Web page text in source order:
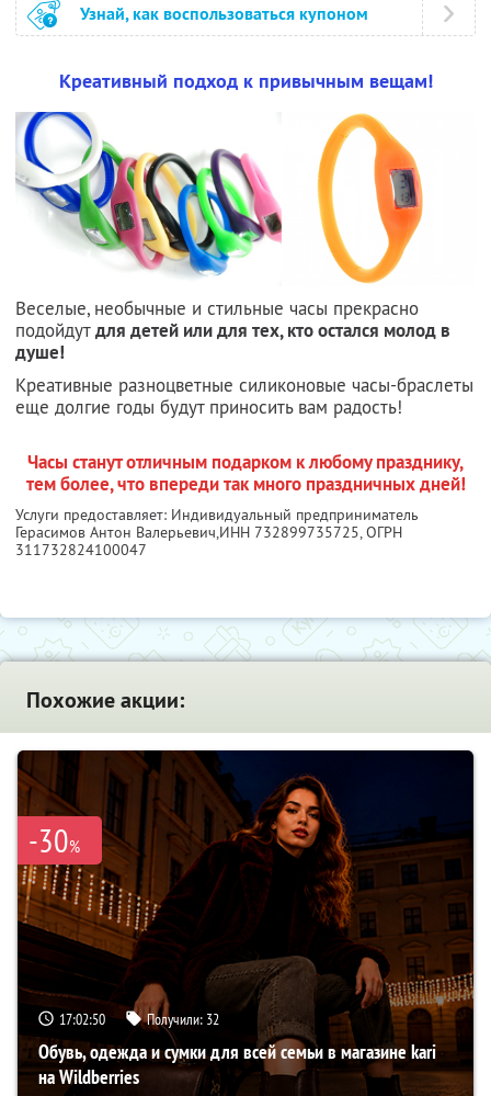
Узнай, как воспользоваться купоном
Креативный подход к привычным вещам!
Веселые, необычные и стильные часы прекрасно
подойдутдля детей или для тех, кто остался молод в
душе!
Креативные разноцветные силиконовые часы-браслеты
еще долгие годы будут приносить вам радость!
Часы станут отличным подарком к любому празднику,
тем более, что впереди так много праздничных дней!
Услуги предоставляет: Индивидуальный предприниматель
Герасимов Антон Валерьевич,ИНН 732899735725, ОГРН
311732824100047
Похожие акции:
-30%
17:02:49 Получили: 32
Обувь, одежда и сумки для всей семьи в магазине kari
на Wildberries